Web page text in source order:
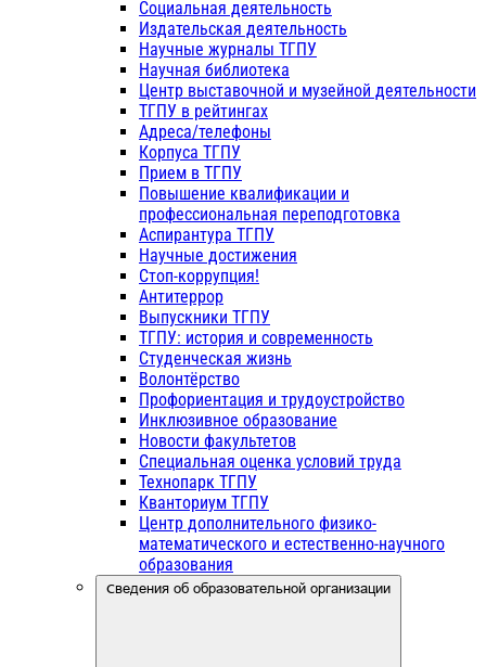
Социальная деятельность
Издательская деятельность
Научные журналы ТГПУ
Научная библиотека
Центр выставочной и музейной деятельности
ТГПУ в рейтингах
Адреса/телефоны
Корпуса ТГПУ
Прием в ТГПУ
Повышение квалификации и
профессиональная переподготовка
Аспирантура ТГПУ
Научные достижения
Стоп-коррупция!
Антитеррор
Выпускники ТГПУ
ТГПУ: история и современность
Студенческая жизнь
Волонтёрство
Профориентация и трудоустройство
Инклюзивное образование
Новости факультетов
Специальная оценка условий труда
Технопарк ТГПУ
Кванториум ТГПУ
Центр дополнительного физико-
математического и естественно-научного
образования
Сведения об образовательной организации